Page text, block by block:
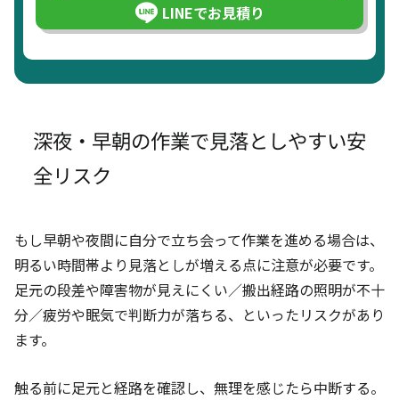
LINEでお見積り
深夜・早朝の作業で見落としやすい安
全リスク
もし早朝や夜間に自分で立ち会って作業を進める場合は、
明るい時間帯より見落としが増える点に注意が必要です。
足元の段差や障害物が見えにくい／搬出経路の照明が不十
分／疲労や眠気で判断力が落ちる、といったリスクがあり
ます。
触る前に足元と経路を確認し、無理を感じたら中断する。